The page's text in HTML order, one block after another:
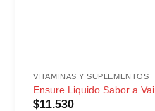
VITAMINAS Y SUPLEMENTOS
Ensure Liquido Sabor a
$11.530